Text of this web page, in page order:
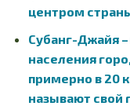
центром
Субанг-Джайя
населения
примерно в 20
называют свой